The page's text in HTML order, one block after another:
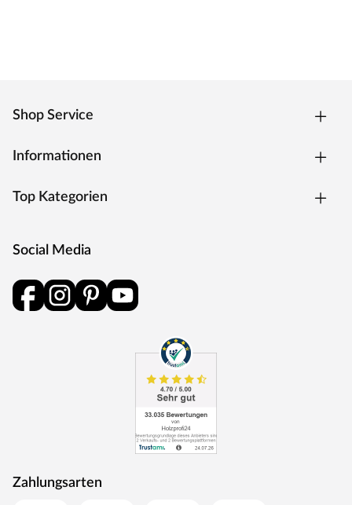
Shop Service
Informationen
Top Kategorien
Social Media
Zahlungsarten